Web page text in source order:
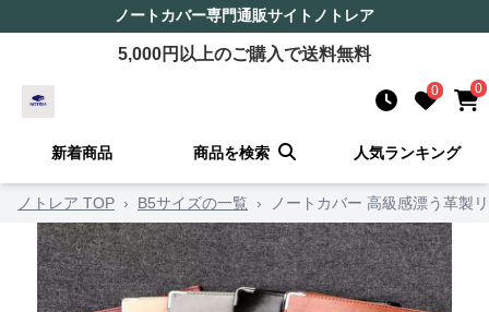
ノートカバー専門通販サイト ノトレア
5,000円以上のご購入で送料無料
0 0
新着商品 商品を検索 人気ランキング
ノトレア TOP › B5サイズの一覧 › ノートカバー 高級感漂う革製